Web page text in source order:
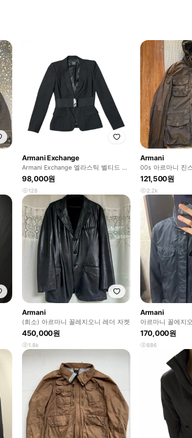
Armani Exchange
Armani Exchange 엘라스틱 벨티드 블
레이저 자켓
98,000원
128
Armani
00s 아르마니 진
켓
121,500원
2.2k
Armani
(희소) 아르마니 꼴레지오니 레더 자켓
450,000원
1.8k
Armani
아르마니 꼴에지
170,000원
886